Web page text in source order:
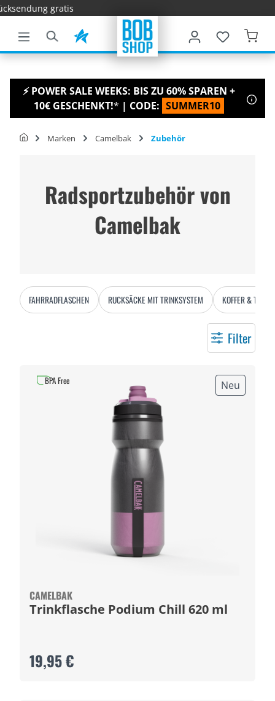
springen
⚡ POWER SALE WEEKS: BIS ZU 60% SPAREN +
10€ GESCHENKT!* | CODE: SUMMER10
Marken Camelbak Zubehör
Radsportzubehör von
Camelbak
FAHRRADFLASCHEN RUCKSÄCKE MIT TRINKSYSTEM KOFFER &
Filter
Neu
CAMELBAK
Trinkflasche Podium Chill 620 ml
19,95 €
BPA Free